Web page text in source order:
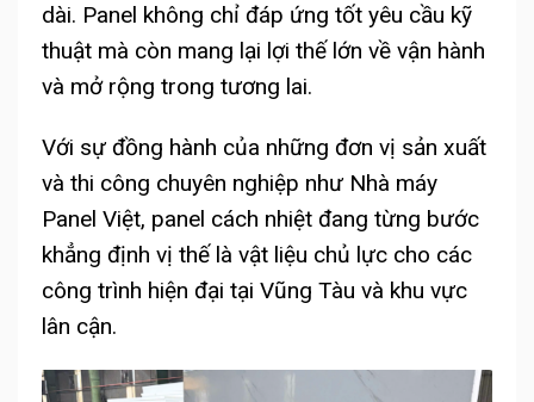
dài. Panel không chỉ đáp ứng tốt yêu cầu kỹ
thuật mà còn mang lại lợi thế lớn về vận hành
và mở rộng trong tương lai.
Với sự đồng hành của những đơn vị sản xuất
và thi công chuyên nghiệp như Nhà máy
Panel Việt, panel cách nhiệt đang từng bước
khẳng định vị thế là vật liệu chủ lực cho các
công trình hiện đại tại Vũng Tàu và khu vực
lân cận.